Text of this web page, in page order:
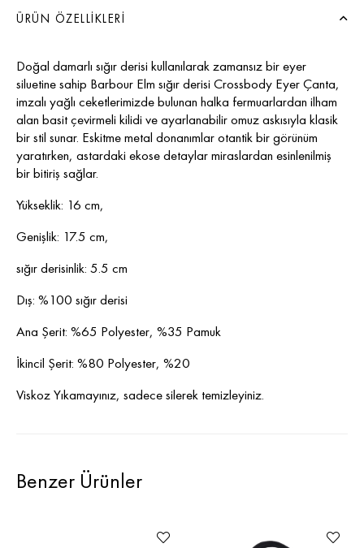
ÜRÜN ÖZELLIKLERI
Doğal damarlı sığır derisi kullanılarak zamansız bir eyer
siluetine sahip Barbour Elm sığır derisi Crossbody Eyer Çanta,
imzalı yağlı ceketlerimizde bulunan halka fermuarlardan ilham
alan basit çevirmeli kilidi ve ayarlanabilir omuz askısıyla klasik
bir stil sunar. Eskitme metal donanımlar otantik bir görünüm
yaratırken, astardaki ekose detaylar miraslardan esinlenilmiş
bir bitiriş sağlar.
Yükseklik: 16 cm,
Genişlik: 17.5 cm,
sığır derisinlik: 5.5 cm
Dış: %100 sığır derisi
Ana Şerit: %65 Polyester, %35 Pamuk
İkincil Şerit: %80 Polyester, %20
Viskoz Yıkamayınız, sadece silerek temizleyiniz.
Benzer Ürünler